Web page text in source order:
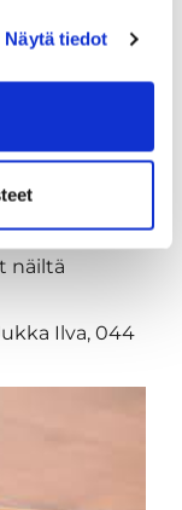
Näytä tiedot
kevät- ja
näiltä
Ilva, 044